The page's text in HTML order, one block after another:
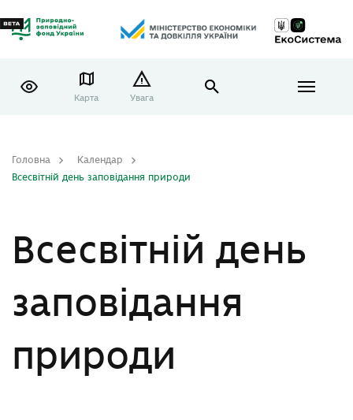
Карта Увага
Головна
Календар
Всесвітній день заповідання природи
Всесвітній день
заповідання
природи